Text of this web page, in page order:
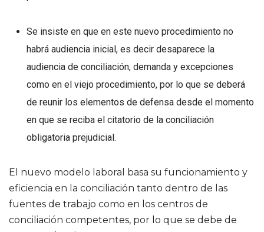
Se insiste en que en este nuevo procedimiento no
habrá audiencia inicial, es decir desaparece la
audiencia de conciliación, demanda y excepciones
como en el viejo procedimiento, por lo que se deberá
de reunir los elementos de defensa desde el momento
en que se reciba el citatorio de la conciliación
obligatoria prejudicial.
El nuevo modelo laboral basa su funcionamiento y
eficiencia en la conciliación tanto dentro de las
fuentes de trabajo como en los centros de
conciliación competentes, por lo que se debe de